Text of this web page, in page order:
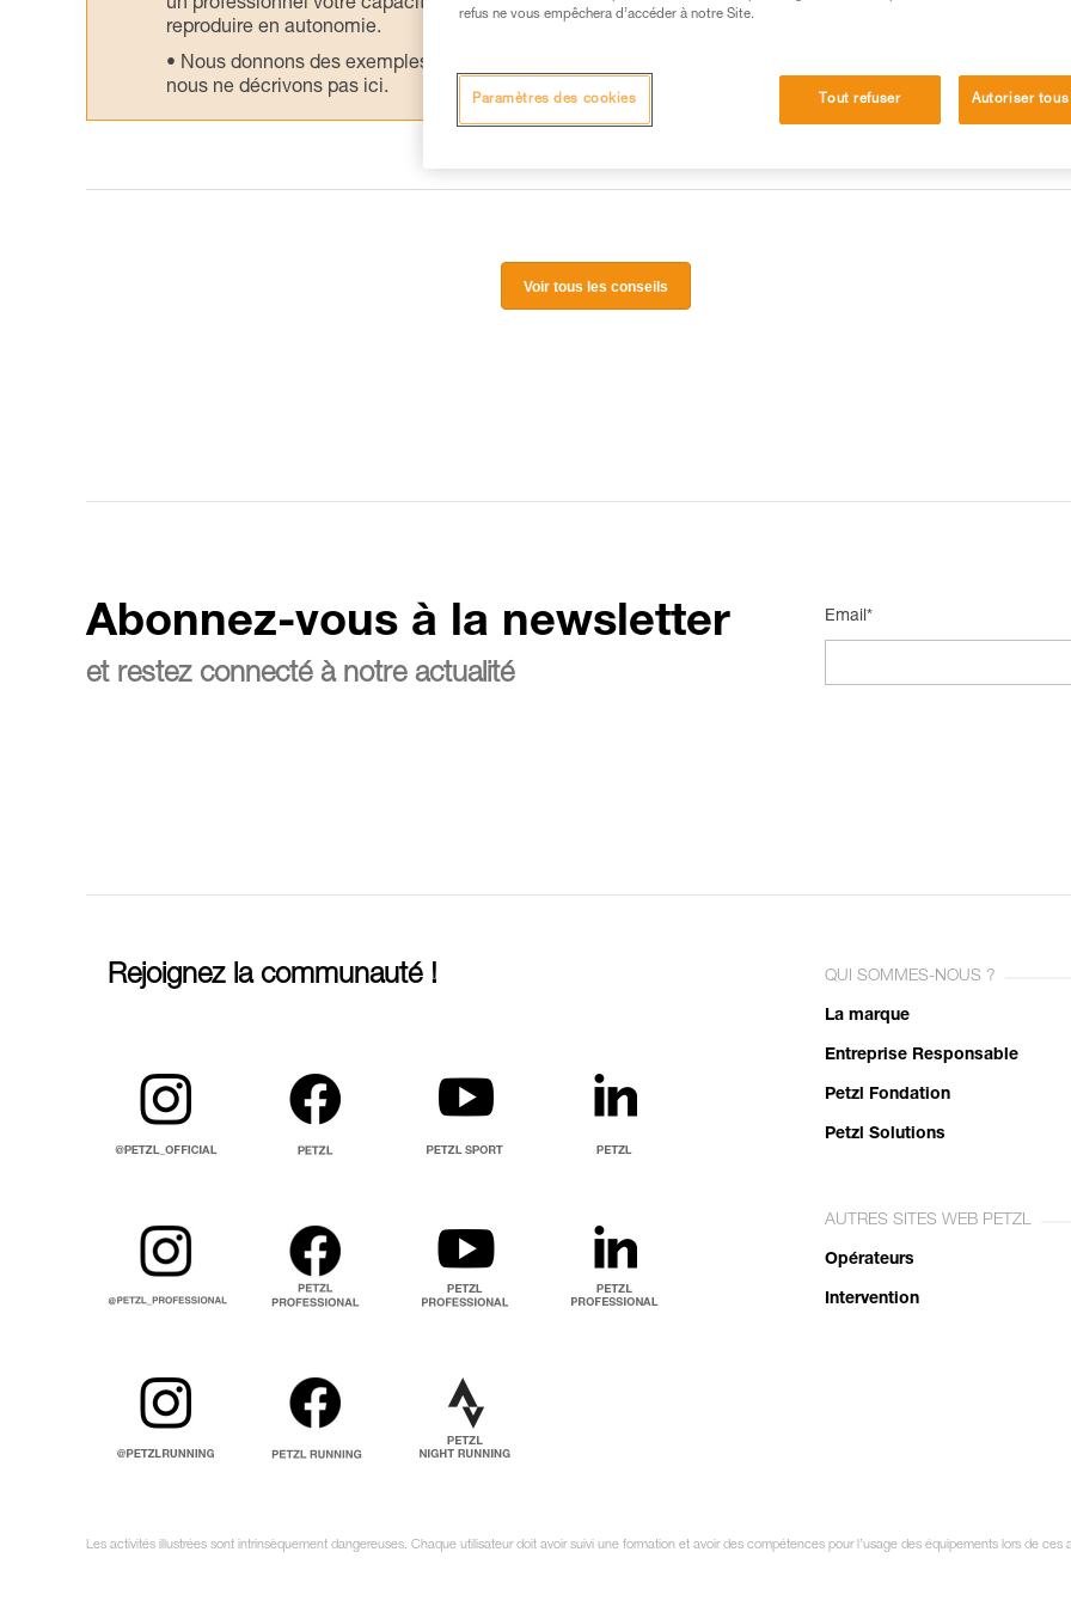
un professionnel votre capacité à refaire la manipulation, seul, en toute sécurité, avant de la
reproduire en autonomie.
Nous donnons des exemples de techniques liées à votre activité. Il peut en exister d’autres que
nous ne décrivons pas ici.
Voir tous les conseils
Abonnez-vous à la newsletter
et restez connecté à notre actualité
Email*
Rejoignez la communauté ! QUI SOMMES-NOUS ?
La marque
Entreprise Responsable
Petzl Fondation
Petzl Solutions
AUTRES SITES WEB PETZL
Opérateurs
Intervention
Les activités illustrées sont intrinsèquement dangereuses. Chaque utilisateur doit avoir suivi une formation et avoir des compétences pour l’usage des équipements lors de
refus ne vous empêchera d’accéder à notre Site.
Tout refuser Autoriser
Paramètres des cookies